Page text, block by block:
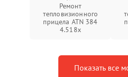
Ремонт
тепловизионного
прицела ATN 384
4.518x
Показать все